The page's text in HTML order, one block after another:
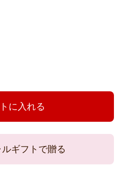
に入れる
ギフトで贈る